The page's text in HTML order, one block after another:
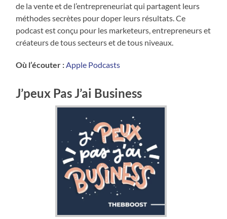
de la vente et de l’entrepreneuriat qui partagent leurs
méthodes secrètes pour doper leurs résultats. Ce
podcast est conçu pour les marketeurs, entrepreneurs et
créateurs de tous secteurs et de tous niveaux.
Où l’écouter : Apple Podcasts
J’peux Pas J’ai Business